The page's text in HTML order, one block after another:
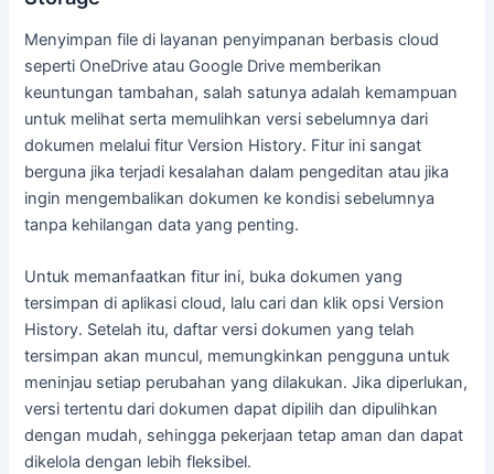
Menyimpan file di layanan penyimpanan berbasis cloud
seperti OneDrive atau Google Drive memberikan
keuntungan tambahan, salah satunya adalah kemampuan
untuk melihat serta memulihkan versi sebelumnya dari
dokumen melalui fitur Version History. Fitur ini sangat
berguna jika terjadi kesalahan dalam pengeditan atau jika
ingin mengembalikan dokumen ke kondisi sebelumnya
tanpa kehilangan data yang penting.
Untuk memanfaatkan fitur ini, buka dokumen yang
tersimpan di aplikasi cloud, lalu cari dan klik opsi Version
History. Setelah itu, daftar versi dokumen yang telah
tersimpan akan muncul, memungkinkan pengguna untuk
meninjau setiap perubahan yang dilakukan. Jika diperlukan,
versi tertentu dari dokumen dapat dipilih dan dipulihkan
dengan mudah, sehingga pekerjaan tetap aman dan dapat
dikelola dengan lebih fleksibel.